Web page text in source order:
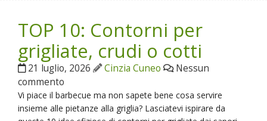
TOP 10: Contorni per
grigliate, crudi o cotti
21 luglio, 2026 Cinzia Cuneo
Nessun
commento
Vi piace il barbecue ma non sapete bene cosa servire
insieme alle pietanze alla griglia? Lasciatevi ispirare da